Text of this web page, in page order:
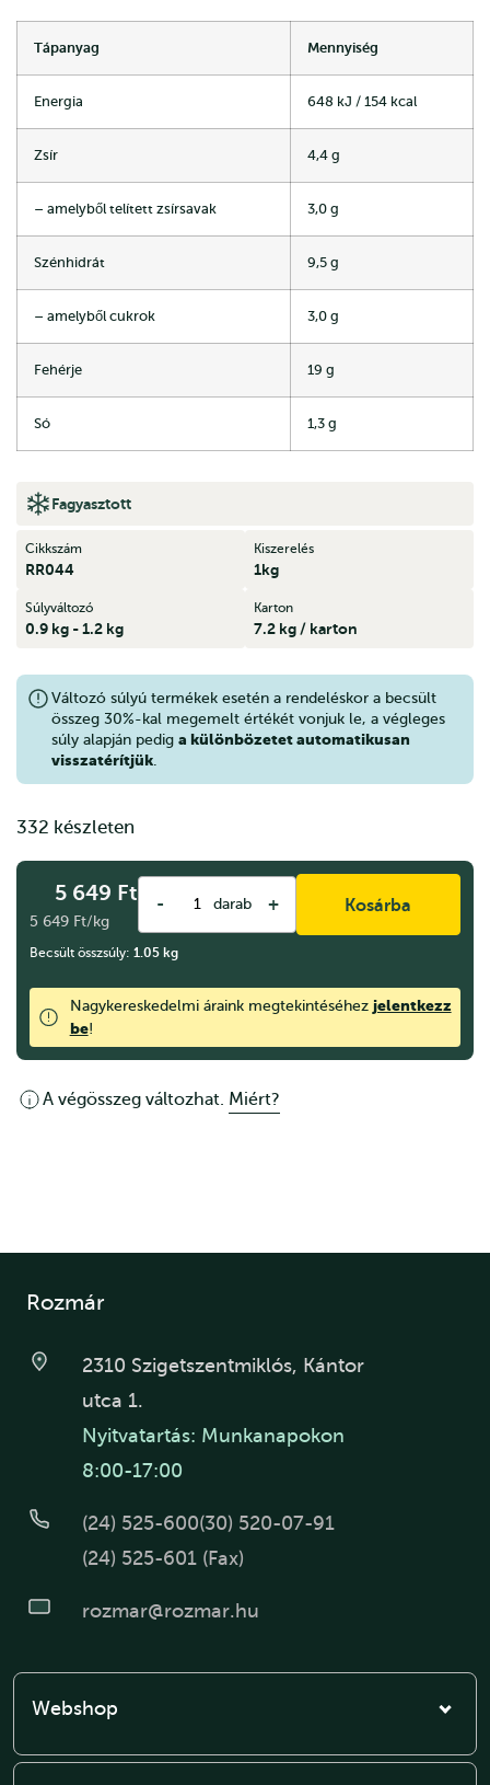
Tápanyag Mennyiség
Energia 648 kJ / 154 kcal
Zsír 4,4 g
– amelyből telített zsírsavak 3,0 g
Szénhidrát 9,5 g
– amelyből cukrok 3,0 g
Fehérje 19 g
Só 1,3 g
Fagyasztott
Cikkszám
RR044
Kiszerelés
1kg
Súlyváltozó
0.9 kg - 1.2 kg
Karton
7.2 kg / karton
Változó súlyú termékek esetén a rendeléskor a becsült
összeg 30%-kal megemelt értékét vonjuk le, a végleges
súly alapján pedig a különbözetet automatikusan
visszatérítjük
332 készleten
5 649 Ft
5 649 Ft/kg
- darab + Kosárba
Becsült összsúly: 1.05 kg
Nagykereskedelmi áraink megtekintéséhez jelentkezz
be!
A végösszeg változhat. Miért?
Rozmár
2310 Szigetszentmiklós, Kántor
utca 1.
Nyitvatartás: Munkanapokon
8:00-17:00
(24) 525-600(30) 520-07-91
(24) 525-601 (Fax)
rozmar@rozmar.hu
Webshop